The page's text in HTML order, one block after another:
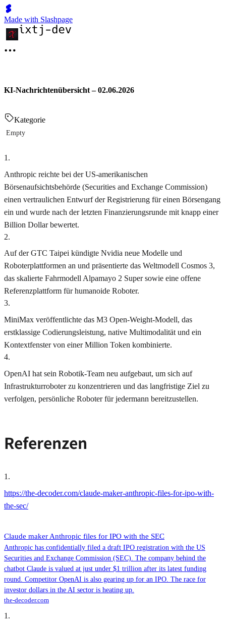
Made with Slashpage
KI-Nachrichtenübersicht – 02.06.2026
Kategorie
Empty
1 .
Anthropic reichte bei der US-amerikanischen
Börsenaufsichtsbehörde (Securities and Exchange Commission)
einen vertraulichen Entwurf der Registrierung für einen Börsengang
ein und wurde nach der letzten Finanzierungsrunde mit knapp einer
Billion Dollar bewertet.
2.
Auf der GTC Taipei kündigte Nvidia neue Modelle und
Roboterplattformen an und präsentierte das Weltmodell Cosmos 3,
das skalierte Fahrmodell Alpamayo 2 Super sowie eine offene
Referenzplattform für humanoide Roboter.
3.
MiniMax veröffentlichte das M3 Open-Weight-Modell, das
erstklassige Codierungsleistung, native Multimodalität und ein
Kontextfenster von einer Million Token kombinierte.
4.
OpenAI hat sein Robotik-Team neu aufgebaut, um sich auf
Infrastrukturroboter zu konzentrieren und das langfristige Ziel zu
verfolgen, persönliche Roboter für jedermann bereitzustellen.
Referenzen
1.
https://the-decoder.com/claude-maker-anthropic-files-for-ipo-with-
the-sec/
Claude maker Anthropic files for IPO with the SEC
Anthropic has confidentially filed a draft IPO registration with the US
Securities and Exchange Commission (SEC). The company behind the
chatbot Claude is valued at just under $1 trillion after its latest funding
round. Competitor OpenAI is also gearing up for an IPO. The race for
investor dollars in the AI sector is heating up.
the-decoder.com
1 .